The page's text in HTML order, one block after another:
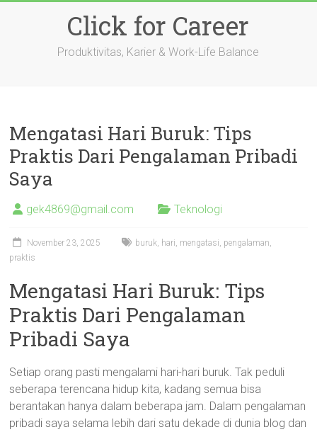
Click for Career
Produktivitas, Karier & Work-Life Balance
Mengatasi Hari Buruk: Tips
Praktis Dari Pengalaman Pribadi
Saya
gek4869@gmail.com Teknologi
November 23, 2025 buruk, hari, mengatasi, pengalaman,
praktis
Mengatasi Hari Buruk: Tips
Praktis Dari Pengalaman
Pribadi Saya
Setiap orang pasti mengalami hari-hari buruk. Tak peduli
seberapa terencana hidup kita, kadang semua bisa
berantakan hanya dalam beberapa jam. Dalam pengalaman
pribadi saya selama lebih dari satu dekade di dunia blog dan